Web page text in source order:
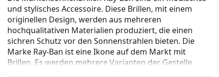
und stylisches Accessoire. Diese Brillen, mit einem
originellen Design, werden aus mehreren
hochqualitativen Materialien produziert, die einen
sichren Schutz vor den Sonnenstrahlen bieten. Die
Marke Ray-Ban ist eine Ikone auf dem Markt mit
Brillen. Es werden mehrere Varianten der Gestelle